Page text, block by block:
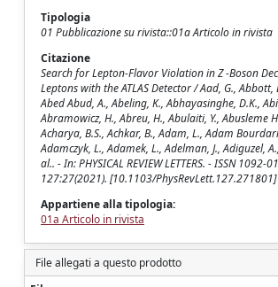
Tipologia
01 Pubblicazione su rivista::01a Articolo in rivista
Citazione
Search for Lepton-Flavor Violation in Z -Boson
Leptons with the ATLAS Detector / Aad, G., Abbott,
Abed Abud, A., Abeling, K., Abhayasinghe, D.K.,
Abramowicz, H., Abreu, H., Abulaiti, Y., Abusleme
Acharya, B.S., Achkar, B., Adam, L., Adam
Adamczyk, L., Adamek, L., Adelman, J., Adiguzel,
al.. - In: PHYSICAL REVIEW LETTERS. - ISSN 1092-
127:27(2021). [10.1103/PhysRevLett.127.271801]
Appartiene alla tipologia:
01a Articolo in rivista
File allegati a questo prodotto